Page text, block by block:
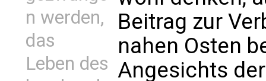
n werden,
das
Leben des
Beitrag zur
nahen Osten
Angesichts